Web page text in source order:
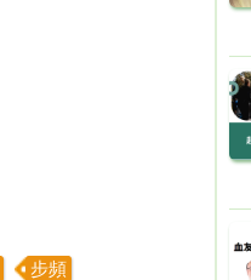
步頻